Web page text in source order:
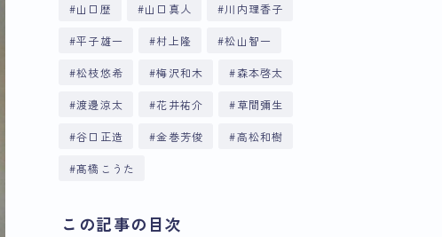
山口歴 山口真人 川内理香子
平子雄一 村上隆 松山智一
松枝悠希 梅沢和木 森本啓太
渡邊涼太 花井祐介 草間彌生
谷口正造 金巻芳俊 高松和樹
髙橋こうた
この記事の目次